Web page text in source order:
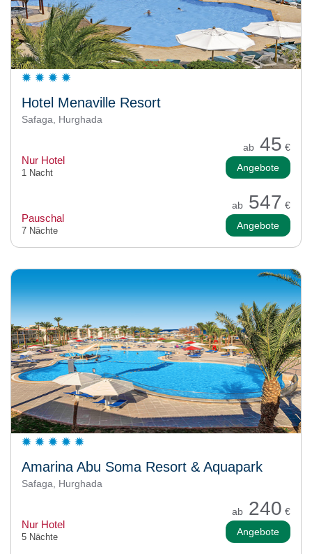
Hotel Menaville Resort
Safaga, Hurghada
ab 45 €
Nur Hotel
1 Nacht Angebote
ab 547 €
Pauschal
7 Nächte Angebote
Amarina Abu Soma Resort & Aquapark
Safaga, Hurghada
ab 240 €
Nur Hotel
5 Nächte Angebote